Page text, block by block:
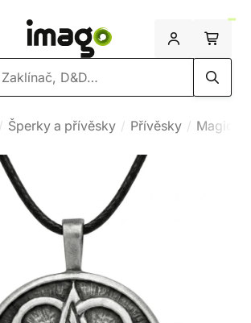
Šperky a přívěsky Přívěsky Magické